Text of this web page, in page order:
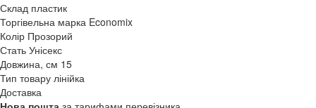
Склад пластик
Торгівельна марка Economix
Колір Прозорий
Стать Унісекс
Довжина, см 15
Тип товару лінійка
Доставка